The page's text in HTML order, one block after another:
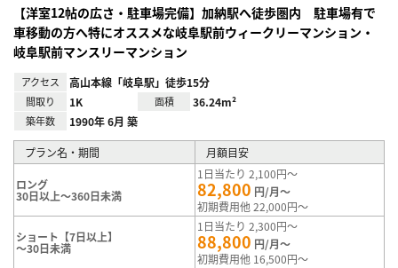
【洋室12帖の広さ・駐車場完備】加納駅へ徒歩圏内 駐車場有で
車移動の方へ特にオススメな岐阜駅前ウィークリーマンション・
岐阜駅前マンスリーマンション
アクセス 高山本線「岐阜駅」徒歩15分
間取り 1K 面積 36.24m²
築年数 1990年 6月 築
プラン名・期間 月額目安
ロング
30日以上～360日未満
1日当たり 2,100円～
82,800 円/月～
初期費用他 22,000円～
ショート【7日以上】
～30日未満
1日当たり 2,300円～
88,800 円/月～
初期費用他 16,500円～